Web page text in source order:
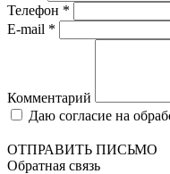
Телефон *
E-mail *
Комментарий
Даю согласие на
ОТПРАВИТЬ ПИСЬМО
Обратная связь